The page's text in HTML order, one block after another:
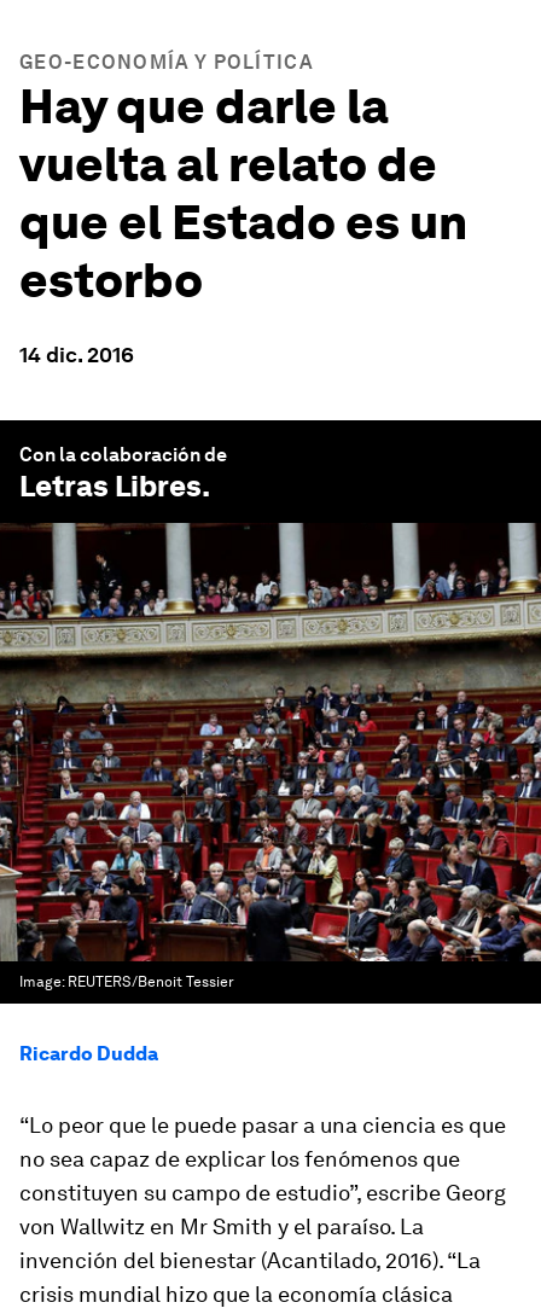
GEO-ECONOMÍA Y POLÍTICA
Hay que darle la
vuelta al relato de
que el Estado es un
estorbo
14 dic. 2016
Con la colaboración de
Letras Libres.
Image: REUTERS/Benoit Tessier
Ricardo Dudda
“Lo peor que le puede pasar a una ciencia es que
no sea capaz de explicar los fenómenos que
constituyen su campo de estudio”, escribe Georg
von Wallwitz en Mr Smith y el paraíso. La
invención del bienestar (Acantilado, 2016). “La
crisis mundial hizo que la economía clásica